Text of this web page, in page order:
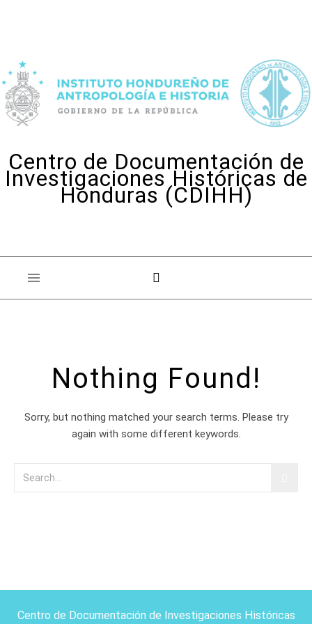
Centro de Documentación de
Investigaciones Históricas de
Honduras (CDIHH)
Nothing Found!
Sorry, but nothing matched your search terms. Please try
again with some different keywords.
Centro de Documentación de Investigaciones Históricas